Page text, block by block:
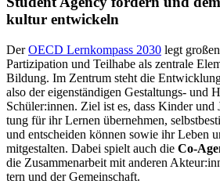
kul­tur ent­wi­ckeln
DerOECD Lern­kom­pass 2030 legt
Par­ti­zi­pa­ti­on und Teil­ha­be als zen­tra­le
Bil­dung. Im Zen­trum steht die
also der ei­gen­stän­di­gen Ge­stal­tungs- und
Schü­ler:in­nen. Ziel ist es, dass Kin­der
tung für ihr Ler­nen über­neh­men,
und ent­schei­den kön­nen so­wie ihr Le­ben
mit­ge­stal­ten. Da­bei spielt auch die Co-
die Zu­sam­men­ar­beit mit an­de­ren
tern und der Ge­mein­schaft.